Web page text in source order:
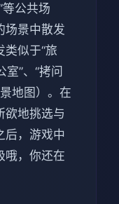
等公共场
场景中散发
似于“旅
室”、“拷问
地图）。在
欲地挑选与
后，游戏中
哦，你还在